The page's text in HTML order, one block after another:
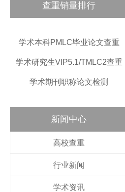
查重销量排行
学术本科PMLC毕业论文查重
学术研究生VIP5.1/TMLC2查重
学术期刊职称论文检测
新闻中心
高校查重
行业新闻
学术资讯